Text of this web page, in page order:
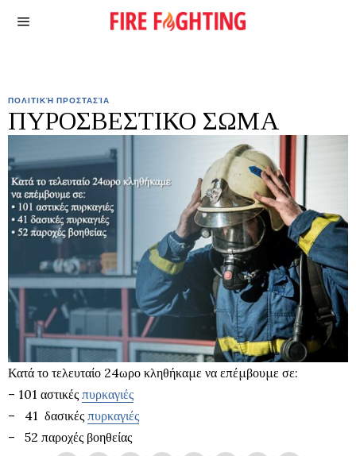
ΠΟΛΙΤΙΚΉ ΠΡΟΣΤΑΣΊΑ
ΠΥΡΟΣΒΕΣΤΙΚΟ ΣΩΜΑ
Κατά το τελευταίο 24ωρο κληθήκαμε να επέμβουμε σε:
– 101 αστικές πυρκαγιές
– 41 δασικές πυρκαγιές
– 52 παροχές βοηθείας